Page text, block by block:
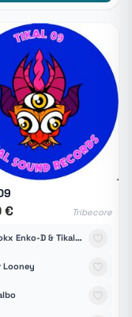
€ Tribecore
Nokx Enko-D & Tikal Sound Records
Looney